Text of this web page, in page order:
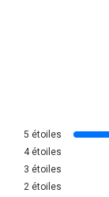
5 étoiles
4 étoiles
3 étoiles
2 étoiles